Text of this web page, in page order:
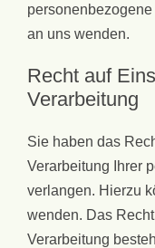
an uns wenden.
Recht auf
Verarbeitung
Sie haben das
Verarbeitung Ihrer
verlangen. Hierzu
wenden. Das
Verarbeitung